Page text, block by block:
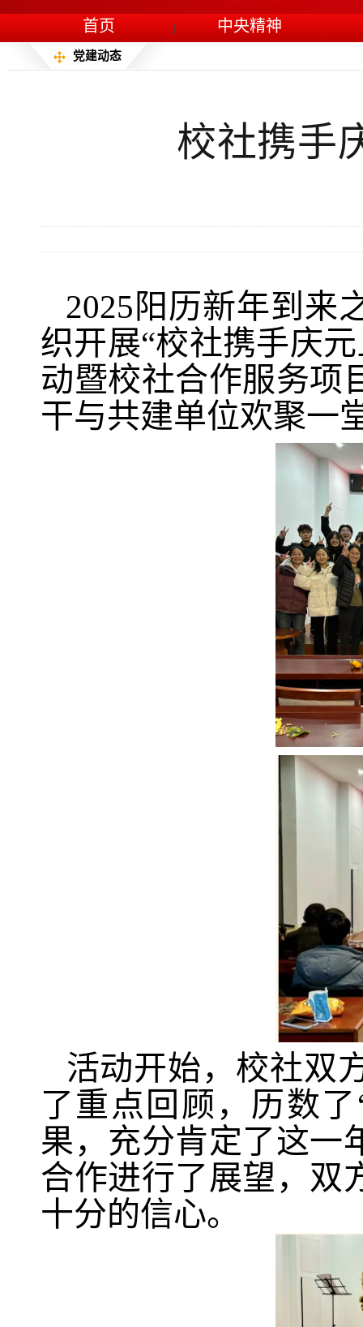
首页 中央精神
党建动态
校社携手
2025阳历新年到来
织开展“校社携手庆
动暨校社合作服务项
干与共建单位欢聚一
活动开始，校社双
了重点回顾，历数
果，充分肯定了这一
合作进行了展望，双
十分的信心。